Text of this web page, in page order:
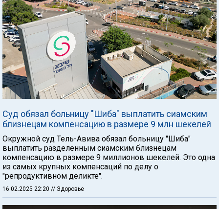
Суд обязал больницу "Шиба" выплатить сиамским
близнецам компенсацию в размере 9 млн шекелей
Окружной суд Тель-Авива обязал больницу "Шиба"
выплатить разделенным сиамским близнецам
компенсацию в размере 9 миллионов шекелей. Это одна
из самых крупных компенсаций по делу о
"репродуктивном деликте".
16.02.2025 22:20 // Здоровье